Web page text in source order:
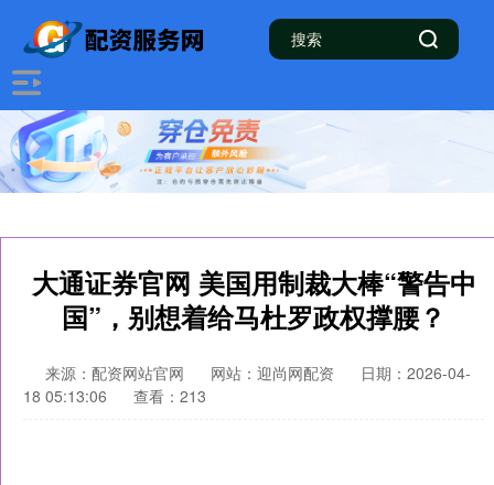
大通证券官网 美国用制裁大棒“警告中
国”，别想着给马杜罗政权撑腰？
来源：配资网站官网 网站：迎尚网配资
日期：2026-04-
18 05:13:06
查看：213